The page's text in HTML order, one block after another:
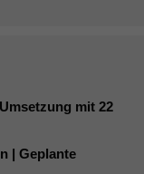
mit 22
| Geplante